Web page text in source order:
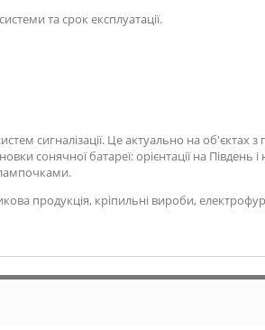
та срок експлуатації.
сигналізації. Це актуально на об'єктах
сонячної батареї: орієнтації на Південь
лампочками.
продукція, кріпильні вироби,